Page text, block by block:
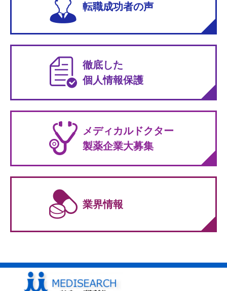
転職成功者の声
徹底した
個人情報保護
メディカルドクター
製薬企業大募集
業界情報